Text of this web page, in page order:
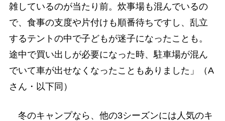
雑しているのが当たり前。炊事場も混んでいるの
で、食事の支度や片付けも順番待ちですし、乱立
するテントの中で子どもが迷子になったことも。
途中で買い出しが必要になった時、駐車場が混ん
でいて車が出せなくなったこともありました」（A
さん・以下同）
冬のキャンプなら、他の3シーズンには人気のキ